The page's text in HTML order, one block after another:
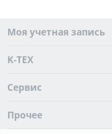
Моя учетная запись
K-TEX
Сервис
Прочее